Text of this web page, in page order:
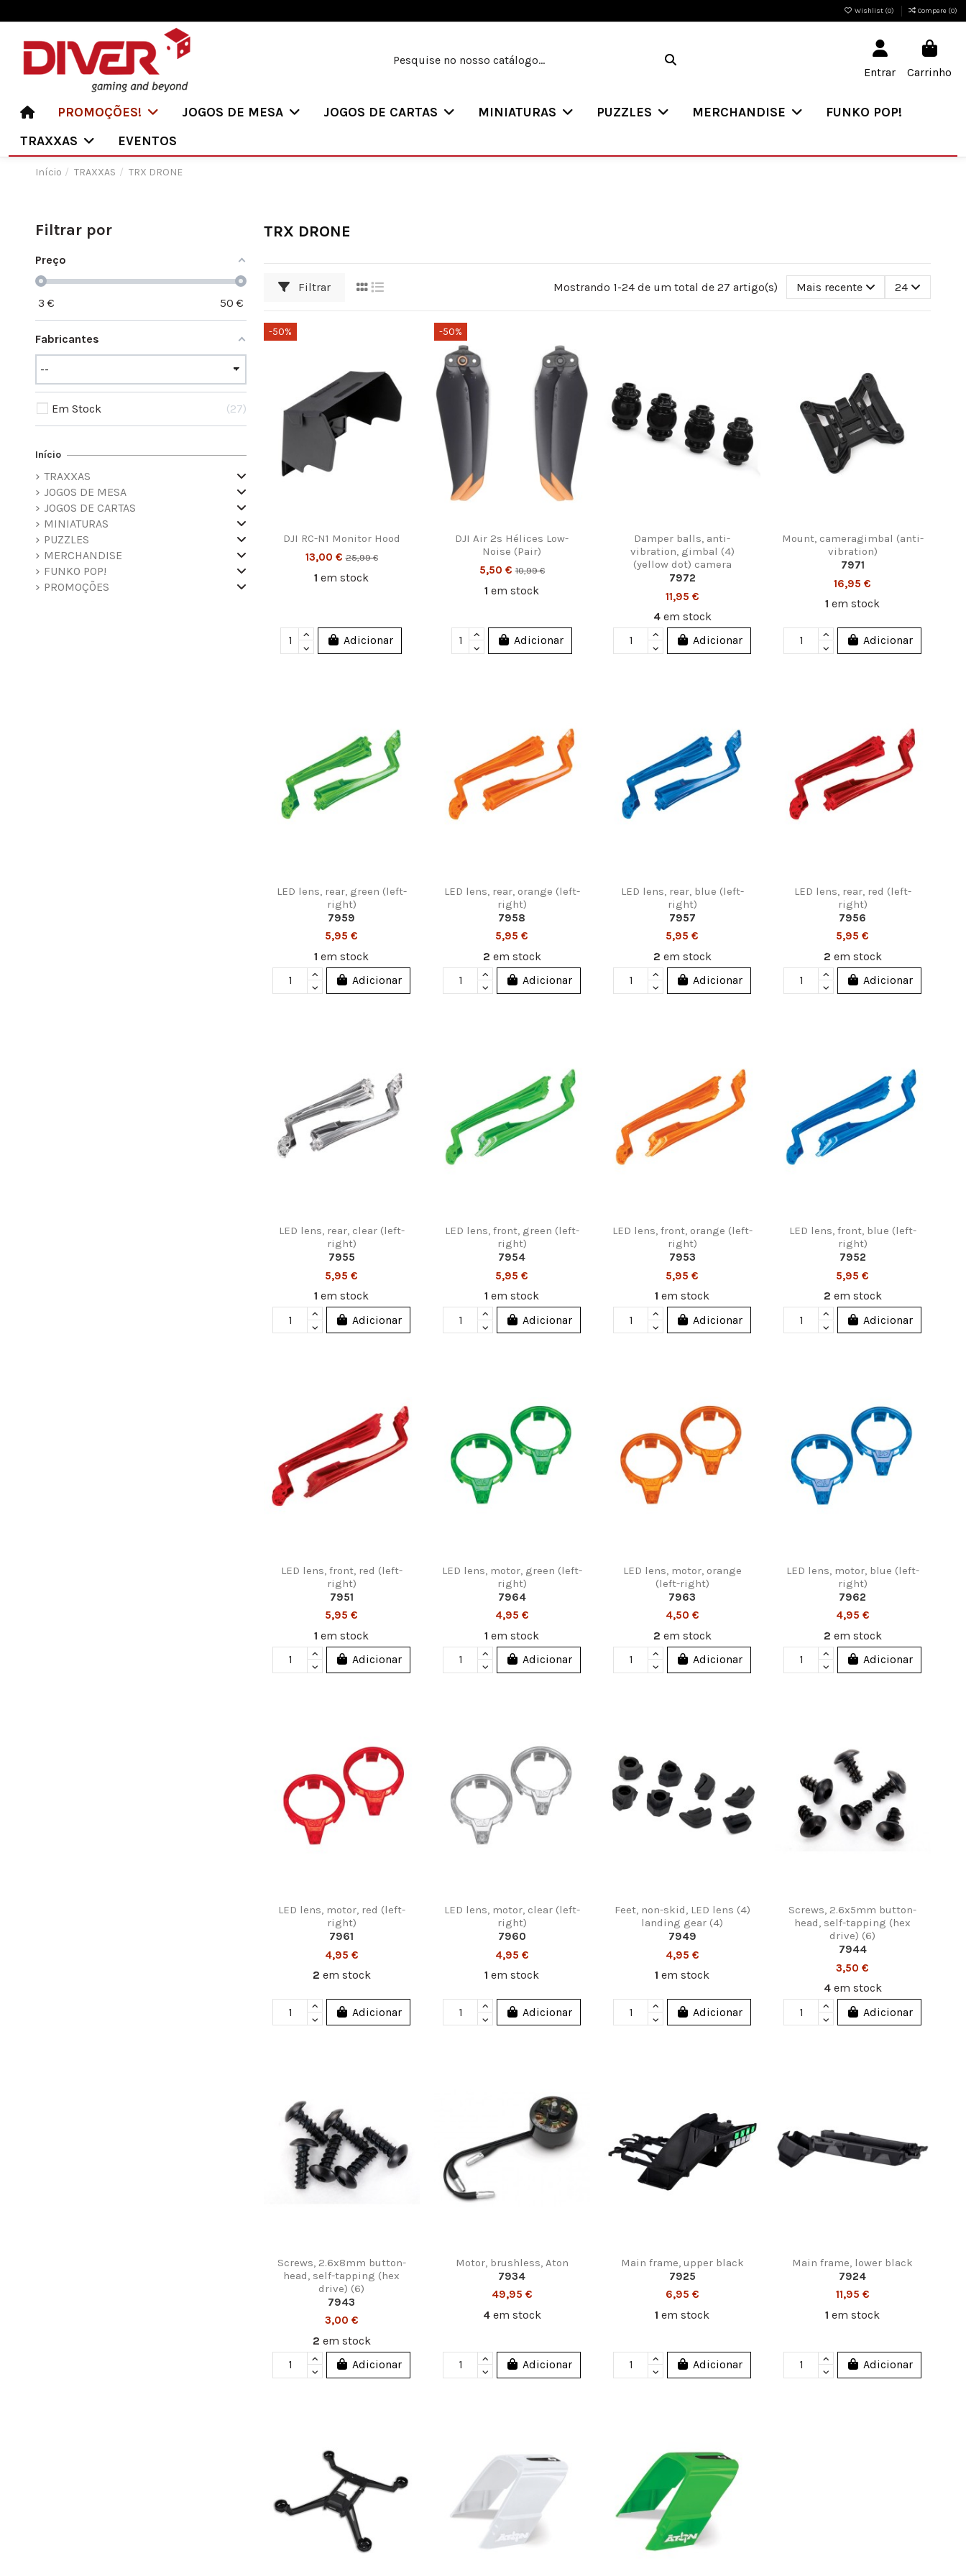
Wishlist (0) Compare (0)
Entrar Carrinho
PROMOÇÕES! JOGOS DE MESA JOGOS DE CARTAS MINIATURAS PUZZLES MERCHANDISE
FUNKO POP!
TRAXXAS
EVENTOS
Início TRAXXAS TRX DRONE
TRX DRONE
Filtrar Mostrando 1-24 de um total de 27 artigo(s) Mais recente 24
-50%
DJI RC-N1 Monitor Hood
13,00 €25,99 €
1em stock
Adicionar
-50%
DJI Air 2s Hélices Low-
Noise (Pair)
5,50 €10,99 €
1em stock
Adicionar
Damper balls, anti-
vibration, gimbal (4)
(yellow dot) camera
7972
11,95 €
4 em stock
Adicionar
Mount, cameragimbal (anti-
vibration)
7971
16,95 €
1em stock
Adicionar
LED lens, rear, green (left-
right)
7959
5,95 €
1em stock
Adicionar
LED lens, rear, orange (left-
right)
7958
5,95 €
2 em stock
Adicionar
LED lens, rear, blue (left-
right)
7957
5,95 €
2 em stock
Adicionar
LED lens, rear, red (left-
right)
7956
5,95 €
2 em stock
Adicionar
LED lens, rear, clear (left-
right)
7955
5,95 €
1em stock
Adicionar
LED lens, front, green (left-
right)
7954
5,95 €
1em stock
Adicionar
LED lens, front, orange (left-
right)
7953
5,95 €
1em stock
Adicionar
LED lens, front, blue (left-
right)
7952
5,95 €
2 em stock
Adicionar
LED lens, front, red (left-
right)
7951
5,95 €
1em stock
Adicionar
LED lens, motor, green (left-
right)
7964
4,95 €
1em stock
Adicionar
LED lens, motor, orange
(left-right)
7963
4,50 €
2 em stock
Adicionar
LED lens, motor, blue (left-
right)
7962
4,95 €
2 em stock
Adicionar
LED lens, motor, red (left-
right)
7961
4,95 €
2 em stock
Adicionar
LED lens, motor, clear (left-
right)
7960
4,95 €
1em stock
Adicionar
Feet, non-skid, LED lens (4)
landing gear (4)
7949
4,95 €
1em stock
Adicionar
Screws, 2.6x5mm button-
head, self-tapping (hex
drive) (6)
7944
3,50 €
4 em stock
Adicionar
Screws, 2.6x8mm button-
head, self-tapping (hex
drive) (6)
7943
3,00 €
2 em stock
Adicionar
Motor, brushless, Aton
7934
49,95 €
4 em stock
Adicionar
Main frame, upper black
7925
6,95 €
1em stock
Adicionar
Main frame, lower black
7924
11,95 €
1em stock
Adicionar
Filtrar por
Preço
3 € 50 €
Fabricantes
Em Stock 27
Início
TRAXXAS
JOGOS DE MESA
JOGOS DE CARTAS
MINIATURAS
PUZZLES
MERCHANDISE
FUNKO POP!
PROMOÇÕES
Informações Legais
Informação legal
Termos e Condições
Política de Privacidade
Política de Cookies
Divercentro, Lda.
Rua D. Pedro Cristo, 53 Sala
C, D 3030-394 Coimbra
Armazém: 239 049 612 | Loja: 962 872 378